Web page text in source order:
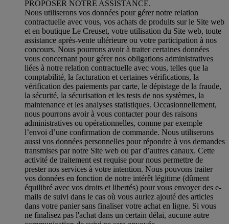
PROPOSER NOTRE ASSISTANCE.
Nous utiliserons vos données pour gérer notre relation
contractuelle avec vous, vos achats de produits sur le Site web
et en boutique Le Creuset, votre utilisation du Site web, toute
assistance après-vente ultérieure ou votre participation à nos
concours. Nous pourrons avoir à traiter certaines données
vous concernant pour gérer nos obligations administratives
liées à notre relation contractuelle avec vous, telles que la
comptabilité, la facturation et certaines vérifications, la
vérification des paiements par carte, le dépistage de la fraude,
la sécurité, la sécurisation et les tests de nos systèmes, la
maintenance et les analyses statistiques. Occasionnellement,
nous pourrons avoir à vous contacter pour des raisons
administratives ou opérationnelles, comme par exemple
l’envoi d’une confirmation de commande. Nous utiliserons
aussi vos données personnelles pour répondre à vos demandes
transmises par notre Site web ou par d’autres canaux. Cette
activité de traitement est requise pour nous permettre de
prester nos services à votre intention. Nous pouvons traiter
vos données en fonction de notre intérêt légitime (dûment
équilibré avec vos droits et libertés) pour vous envoyer des e-
mails de suivi dans le cas où vous auriez ajouté des articles
dans votre panier sans finaliser votre achat en ligne. Si vous
ne finalisez pas l'achat dans un certain délai, aucune autre